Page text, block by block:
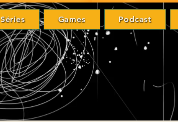
Séries Games
Séries Games Podcast